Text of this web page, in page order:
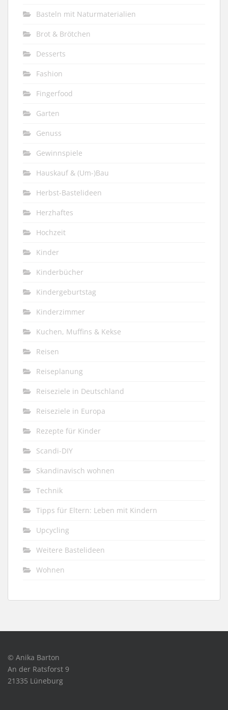
Basteln mit Naturmaterialien
Brot & Brötchen
Desserts
Fashion
Fingerfood
Garten
Genuss
Gewinnspiele
Hauskauf & (Um-)Bau
Herbst-Bastelideen
Herzhaftes
Hochzeit
Kinder
Kinderbücher
Kindergeburtstag
Kinderzimmer
Kuchen, Muffins & Kekse
Reisen
Reiseplanung
Reiseziele in Deutschland
Reiseziele in Europa
Rezepte für Kinder
Scandi-DIY
Skandinavisch wohnen
Technik
Tipps für Eltern: Leben mit Kindern
Upcycling
Weitere Bastelideen
Wohnen
© Anika Barton
An der Ratsforst 9
21335 Lüneburg